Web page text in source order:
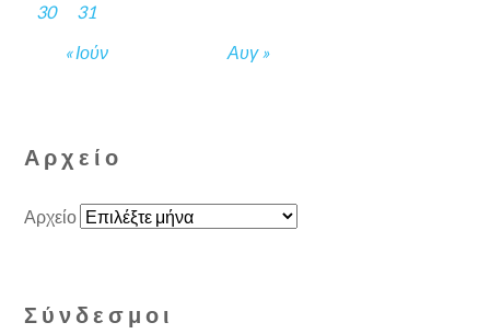
« Ιούν Αυγ »
30
31
Αρχείο
Αρχείο
Σύνδεσμοι